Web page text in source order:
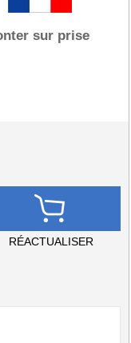
sur prise
RÉACTUALISER